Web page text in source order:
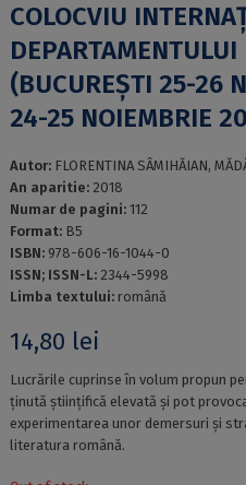
COLOCVIU
(BUCUREȘTI 25-26
24-25 NOIEMBRIE
Autor: FLORENTINA SÂMIHĂIAN,
An aparitie: 2018
Numar de pagini: 112
Format: B5
ISBN: 978-606-16-1044-0
ISSN; ISSN-L: 2344-5998
Limba textului: română
14,80 lei
Lucrările cuprinse în volum propun
ținută științifică elevată și pot
experimentarea unor demersuri și
literatura română.